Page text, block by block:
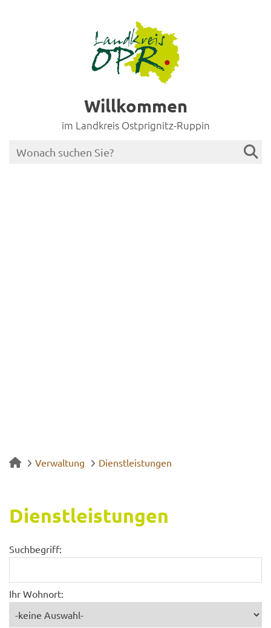
Willkommen
im Landkreis Ostprignitz-Ruppin
Verwaltung Dienstleistungen
Dienst­leis­tun­gen
Suchbegriff:
Ihr Wohnort: